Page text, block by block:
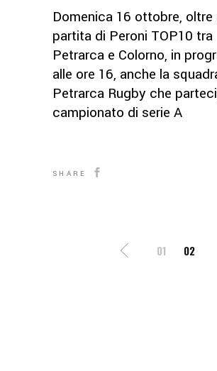
Domenica 16 ottobre, oltre
partita di Peroni TOP10 tra
Petrarca e Colorno, in
alle ore 16, anche la
Petrarca Rugby che
campionato di serie A
SHARE
POSTS 01 02